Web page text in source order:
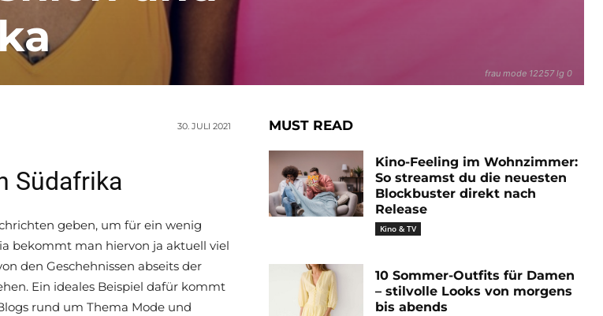
frau mode 12257 lg 0
30. JULI 2021
Südafrika
geben, um für ein wenig
bekommt man hiervon ja aktuell viel
den Geschehnissen abseits der
Ein ideales Beispiel dafür kommt
rund um Thema Mode und
MUST READ
Kino-Feeling im Wohnzimmer:
So streamst du die neuesten
Blockbuster direkt nach
Release
Kino & TV
10 Sommer-Outfits für Damen
– stilvolle Looks von morgens
bis abends